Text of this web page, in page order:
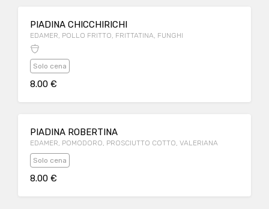
PIADINA CHICCHIRICHI
EDAMER, POLLO FRITTO, FRITTATINA, FUNGHI
Solo cena
8.00 €
PIADINA ROBERTINA
EDAMER, POMODORO, PROSCIUTTO COTTO, VALERIANA
Solo cena
8.00 €